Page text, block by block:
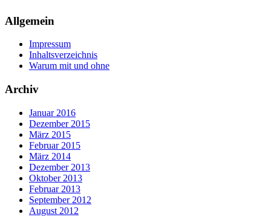
Allgemein
Impressum
Inhaltsverzeichnis
Warum mit und ohne
Archiv
Januar 2016
Dezember 2015
März 2015
Februar 2015
März 2014
Dezember 2013
Oktober 2013
Februar 2013
September 2012
August 2012